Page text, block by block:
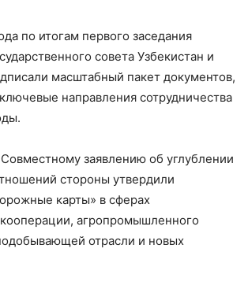
по итогам первого заседания
совета Узбекистан и
масштабный пакет документов,
направления сотрудничества
заявлению об углублении
стороны утвердили
карты» в сферах
агропромышленного
отрасли и новых